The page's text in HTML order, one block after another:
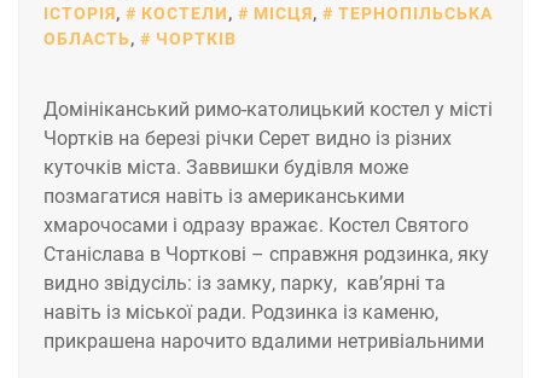
ІСТОРІЯ, КОСТЕЛИ, МІСЦЯ,
ТЕРНОПІЛЬСЬКА
ОБЛАСТЬ, ЧОРТКІВ
Домініканський римо-католицький костел у місті
Чортків на березі річки Серет видно із різних
куточків міста. Заввишки будівля може
позмагатися навіть із американськими
хмарочосами і одразу вражає. Костел Святого
Станіслава в Чорткові – справжня родзинка, яку
видно звідусіль: із замку, парку, кав’ярні та
навіть із міської ради. Родзинка із каменю,
прикрашена нарочито вдалими нетривіальними